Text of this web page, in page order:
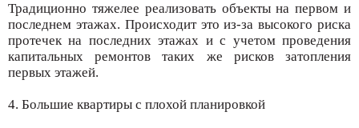
Традиционно тяжелее реализовать объекты на первом и
последнем этажах. Происходит это из-за высокого риска
протечек на последних этажах и с учетом проведения
капитальных ремонтов таких же рисков затопления
первых этажей.
4. Большие квартиры с плохой планировкой